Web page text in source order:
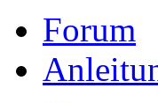
Forum